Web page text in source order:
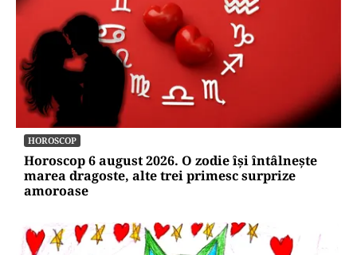
HOROSCOP
Horoscop 6 august 2026. O zodie își întâlnește
marea dragoste, alte trei primesc surprize
amoroase